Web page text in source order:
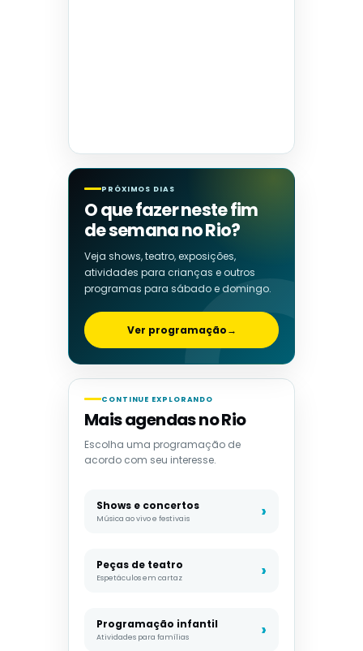
PRÓXIMOS DIAS
O que fazer neste fim
de semana no Rio?
Veja shows, teatro, exposições,
atividades para crianças e outros
programas para sábado e domingo.
Ver programação→
CONTINUE EXPLORANDO
Mais agendas no Rio
Escolha uma programação de
acordo com seu interesse.
Shows e concertos
Música ao vivo e festivais
Peças de teatro
Espetáculos em cartaz
Programação infantil
Atividades para famílias